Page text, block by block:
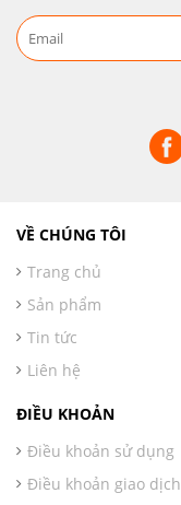
VỀ CHÚNG TÔI
Trang chủ
Sản phẩm
Tin tức
Liên hệ
ĐIỀU KHOẢN
Điều khoản sử dụng
Điều khoản giao dịch